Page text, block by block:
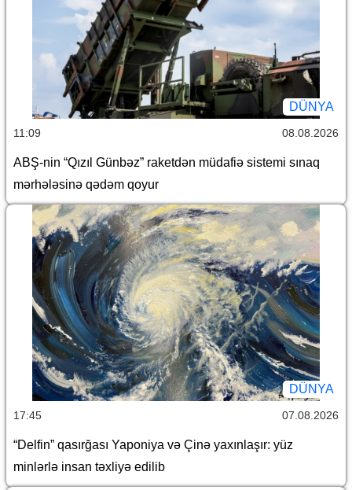
DÜNYA
11:09 08.08.2026
ABŞ-nin “Qızıl Günbəz” raketdən müdafiə sistemi sınaq
mərhələsinə qədəm qoyur
DÜNYA
17:45 07.08.2026
“Delfin” qasırğası Yaponiya və Çinə yaxınlaşır: yüz
minlərlə insan təxliyə edilib